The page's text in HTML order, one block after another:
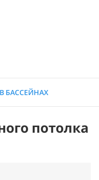
БАССЕЙНАХ
потолка